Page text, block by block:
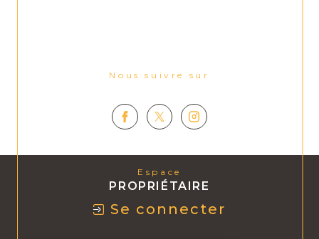
Nous suivre sur
Espace
PROPRIÉTAIRE
Se connecter